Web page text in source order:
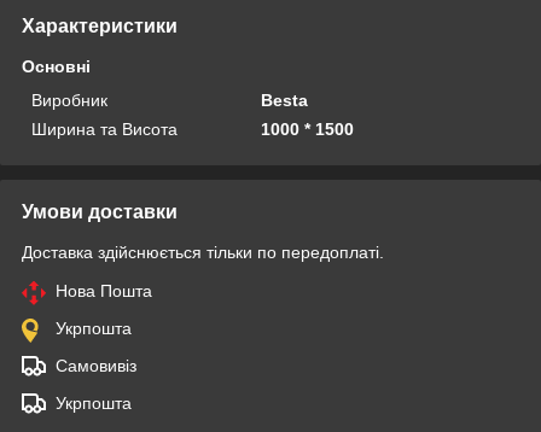
Характеристики
Основні
Виробник
Besta
Ширина та Висота
1000 * 1500
Умови доставки
Доставка здійснюється тільки по передоплаті.
Нова Пошта
Укрпошта
Самовивіз
Укрпошта